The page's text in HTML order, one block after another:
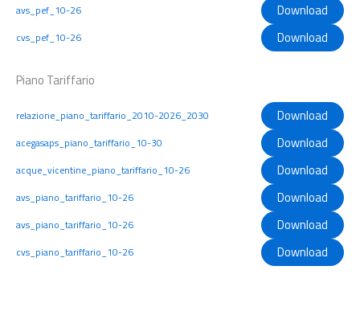
avs_pef_10-26 Download
cvs_pef_10-26 Download
Piano Tariffario
relazione_piano_tariffario_2010-2026_2030 Download
acegasaps_piano_tariffario_10-30 Download
acque_vicentine_piano_tariffario_10-26 Download
avs_piano_tariffario_10-26 Download
avs_piano_tariffario_10-26 Download
cvs_piano_tariffario_10-26 Download